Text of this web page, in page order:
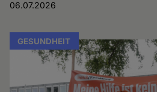
06.07.2026
GESUNDHEIT